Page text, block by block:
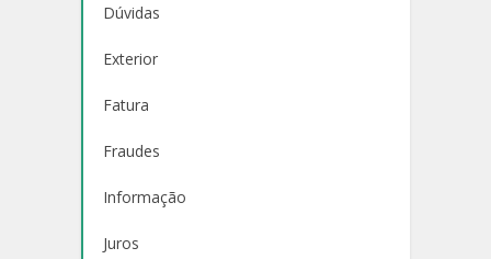
Dúvidas
Exterior
Fatura
Fraudes
Informação
Juros